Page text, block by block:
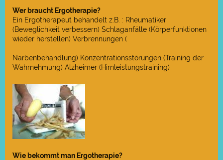
Wer braucht Ergotherapie?
Ein Ergotherapeut behandelt z.B. : Rheumatiker
(Beweglichkeit verbessern) Schlaganfälle (Körperfunktionen
wieder herstellen) Verbrennungen (
Narbenbehandlung) Konzentrationsstörungen (Training der
Wahrnehmung) Alzheimer (Hirnleistungstraining)
Wie bekommt man Ergotherapie?